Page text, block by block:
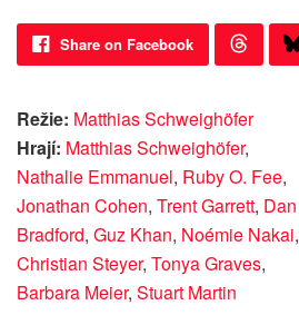
Share on Facebook
Režie: Matthias Schweighöfer
Hrají: Matthias Schweighöfer,
Nathalie Emmanuel, Ruby O. Fee,
Jonathan Cohen, Trent Garrett, Dan
Bradford, Guz Khan, Noémie Nakai,
Christian Steyer, Tonya Graves,
Barbara Meier, Stuart Martin